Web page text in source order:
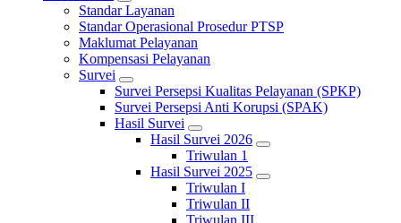
Standar Layanan
Standar Operasional Prosedur PTSP
Maklumat Pelayanan
Kompensasi Pelayanan
Survei
Survei Persepsi Kualitas Pelayanan (SPKP)
Survei Persepsi Anti Korupsi (SPAK)
Hasil Survei
Hasil Survei 2026
Triwulan 1
Hasil Survei 2025
Triwulan I
Triwulan II
Triwulan III